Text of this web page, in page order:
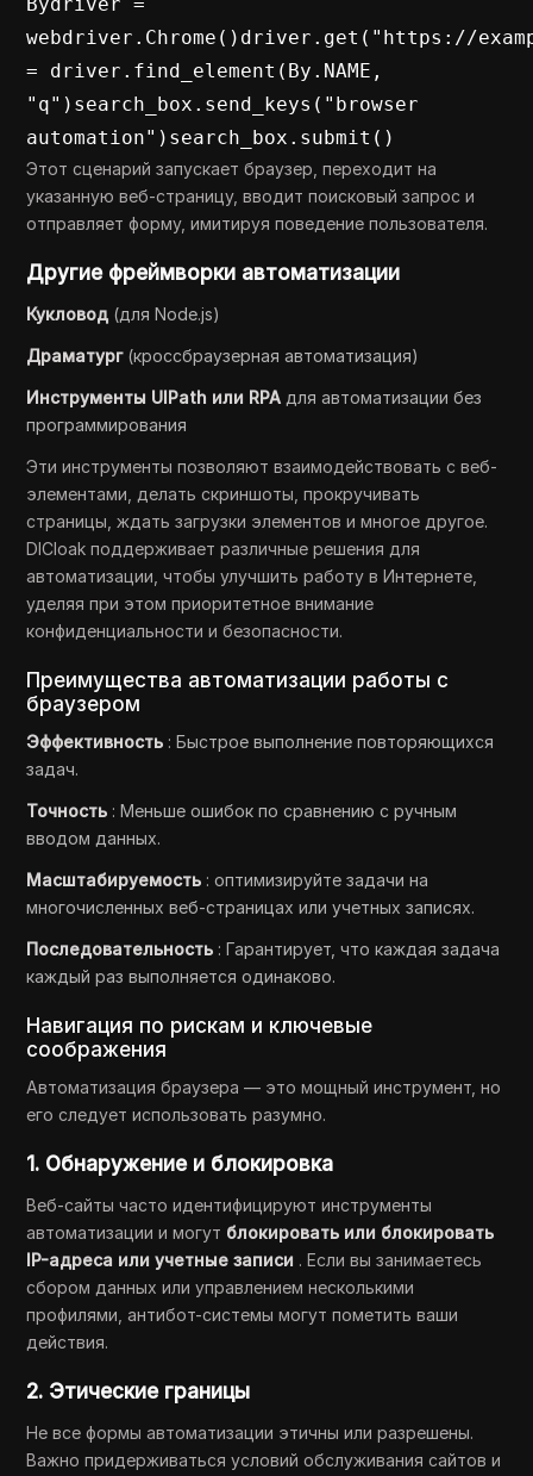
webdriver.Chrome()driver.get("https://
= driver.find_element(By.NAME,
"q")search_box.send_keys("browser
automation")search_box.submit()
Этот сценарий запускает браузер, переходит на
указанную веб-страницу, вводит поисковый запрос и
отправляет форму, имитируя поведение пользователя.
Другие фреймворки автоматизации
Кукловод (для Node.js)
Драматург (кроссбраузерная автоматизация)
Инструменты UIPath или RPA для автоматизации без
программирования
Эти инструменты позволяют взаимодействовать с веб-
элементами, делать скриншоты, прокручивать
страницы, ждать загрузки элементов и многое другое.
DICloak поддерживает различные решения для
автоматизации, чтобы улучшить работу в Интернете,
уделяя при этом приоритетное внимание
конфиденциальности и безопасности.
Преимущества автоматизации работы с
браузером
Эффективность : Быстрое выполнение повторяющихся
задач.
Точность : Меньше ошибок по сравнению с ручным
вводом данных.
Масштабируемость : оптимизируйте задачи на
многочисленных веб-страницах или учетных записях.
Последовательность : Гарантирует, что каждая задача
каждый раз выполняется одинаково.
Навигация по рискам и ключевые
соображения
Автоматизация браузера — это мощный инструмент, но
его следует использовать разумно.
1. Обнаружение и блокировка
Веб-сайты часто идентифицируют инструменты
автоматизации и могут блокировать или блокировать
IP-адреса или учетные записи . Если вы занимаетесь
сбором данных или управлением несколькими
профилями, антибот-системы могут пометить ваши
действия.
2. Этические границы
Не все формы автоматизации этичны или разрешены.
Важно придерживаться условий обслуживания сайтов и